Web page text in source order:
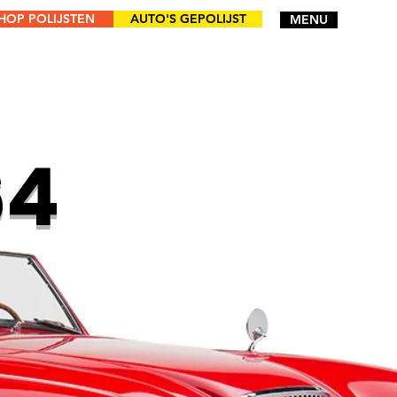
POLIJSTEN AUTO'S GEPOLIJST MENU